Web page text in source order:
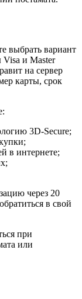
выбрать вариант
и Master
на сервер
карты, срок
3D-Secure;
в интернете;
через 20
в свой
при
или